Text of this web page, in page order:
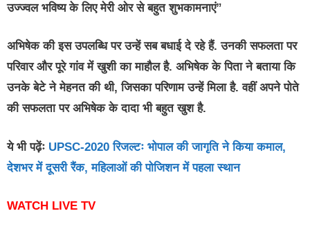
उज्ज्वल भविष्य के लिए मेरी ओर से बहुत शुभकामनाएं”
अभिषेक की इस उपलब्धि पर उन्हें सब बधाई दे रहे हैं. उनकी सफलता पर
परिवार और पूरे गांव में खुशी का माहौल है. अभिषेक के पिता ने बताया कि
उनके बेटे ने मेहनत की थी, जिसका परिणाम उन्हें मिला है. वहीं अपने पोते
की सफलता पर अभिषेक के दादा भी बहुत खुश है.
ये भी पढ़ेंः UPSC-2020 रिजल्टः भोपाल की जागृति ने किया कमाल,
देशभर में दूसरी रैंक, महिलाओं की पोजिशन में पहला स्थान
WATCH LIVE TV